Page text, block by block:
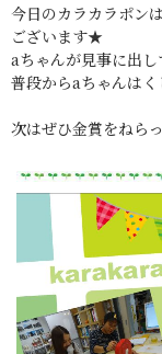
今日のカラカラポ
ございます★
aちゃんが見事に出
普段からaちゃんは
次はぜひ金賞をねら